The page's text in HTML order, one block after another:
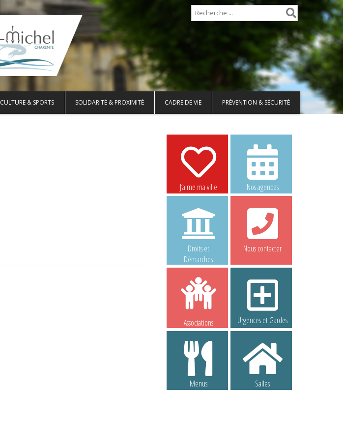
CULTURE & SPORTS SOLIDARITÉ & PROXIMITÉ CADRE DE VIE PRÉVENTION & SÉCURITÉ
J’aime ma ville Nos agendas
Droits et
Démarches
Nous contacter
Associations Urgences et Gardes
Menus Salles